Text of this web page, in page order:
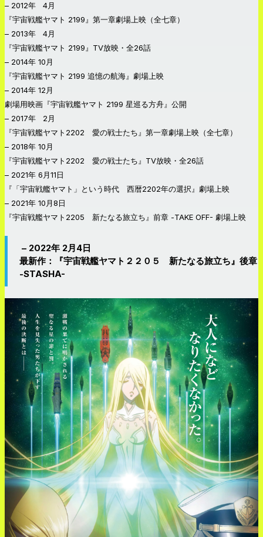
– 2012年 4月
『宇宙戦艦ヤマト 2199』第一章劇場上映（全七章）
– 2013年 4月
『宇宙戦艦ヤマト 2199』TV放映・全26話
– 2014年 10月
『宇宙戦艦ヤマト 2199 追憶の航海』劇場上映
– 2014年 12月
劇場用映画『宇宙戦艦ヤマト 2199 星巡る方舟』公開
– 2017年 2月
『宇宙戦艦ヤマト2202 愛の戦士たち』第一章劇場上映（全七章）
– 2018年 10月
『宇宙戦艦ヤマト2202 愛の戦士たち』TV放映・全26話
– 2021年 6月11日
『「宇宙戦艦ヤマト」という時代 西暦2202年の選択』劇場上映
– 2021年 10月8日
『宇宙戦艦ヤマト2205 新たなる旅立ち』前章 -TAKE OFF- 劇場上映
– 2022年 2月4日
最新作：『宇宙戦艦ヤマト２２０５ 新たなる旅立ち』後章
-STASHA-